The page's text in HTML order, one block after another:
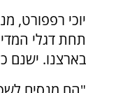
יוכי רפפורט,
תחת דגלי
בארצנו. ישנם